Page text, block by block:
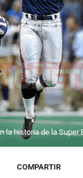
la historia de la Super
COMPARTIR